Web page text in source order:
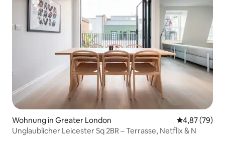
Wohnung in Greater London
4,87 (79)
Unglaublicher Leicester Sq 2BR – Terrasse, Netflix & N